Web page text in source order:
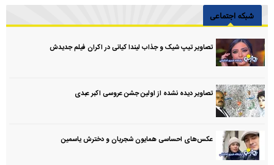
شبکه اجتماعی
تصاویر تیپ شیک و جذاب لیندا کیانی در اکران فیلم جدیدش
تصاویر دیده نشده از اولین جشن عروسی اکبر عبدی
عکس‌های احساسی همایون شجریان و دخترش یاسمین